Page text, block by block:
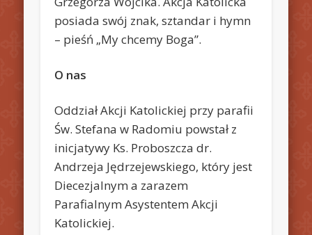
posiada swój znak, sztandar i hymn
– pieśń „My chcemy Boga”.
O nas
Oddział Akcji Katolickiej przy parafii
Św. Stefana w Radomiu powstał z
inicjatywy Ks. Proboszcza dr.
Andrzeja Jędrzejewskiego, który jest
Diecezjalnym a zarazem
Parafialnym Asystentem Akcji
Katolickiej.